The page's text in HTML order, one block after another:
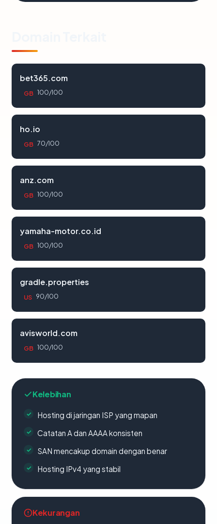
bet365.com
GB 100/100
ho.io
GB 70/100
anz.com
GB 100/100
yamaha-motor.co.id
GB 100/100
gradle.properties
US 90/100
avisworld.com
GB 100/100
Kelebihan
Hosting di jaringan ISP yang mapan
Catatan A dan AAAA konsisten
SAN mencakup domain dengan benar
Hosting IPv4 yang stabil
Kekurangan